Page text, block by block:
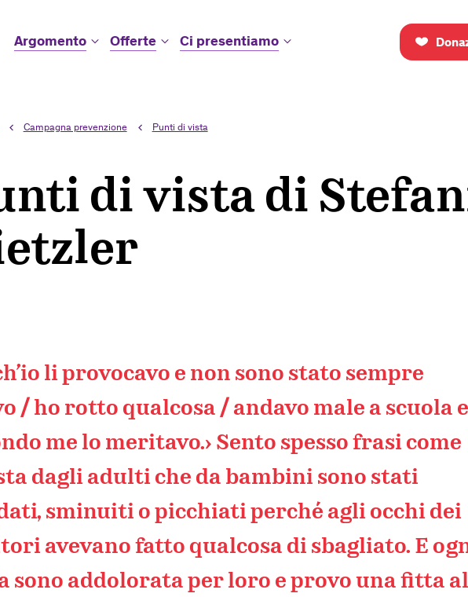
Argomento Offerte Ci presentiamo
Campagna prevenzione Punti di vista
di vista di
li provocavo e non sono stato sempre
/ ho rotto qualcosa / andavo male a scuola e
me lo meritavo.› Sento spesso frasi come
dagli adulti che da bambini sono stati
sminuiti o picchiati perché agli occhi dei
avevano fatto qualcosa di sbagliato. E
sono addolorata per loro e provo una fitta al